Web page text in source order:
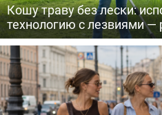
Кошу траву без лески:
технологию с лезвиями —